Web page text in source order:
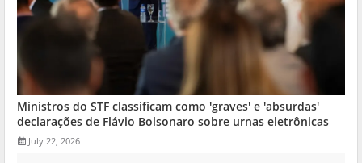
Ministros do STF classificam como 'graves' e 'absurdas'
declarações de Flávio Bolsonaro sobre urnas eletrônicas
July 22, 2026